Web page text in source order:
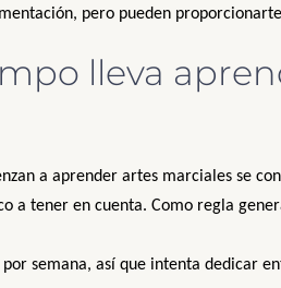
pero pueden
lleva
a aprender artes marciales se
a tener en cuenta. Como regla
por semana, así que intenta dedicar